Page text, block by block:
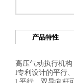
产品特性
高压气动执行机构
l专利设计的平行